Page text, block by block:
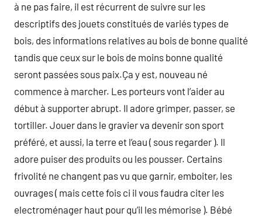
à ne pas faire, il est récurrent de suivre sur les
descriptifs des jouets constitués de variés types de
bois, des informations relatives au bois de bonne qualité
tandis que ceux sur le bois de moins bonne qualité
seront passées sous paix.Ça y est, nouveau né
commence à marcher. Les porteurs vont l’aider au
début à supporter abrupt. Il adore grimper, passer, se
tortiller. Jouer dans le gravier va devenir son sport
préféré, et aussi, la terre et l’eau ( sous regarder ). Il
adore puiser des produits ou les pousser. Certains
frivolité ne changent pas vu que garnir, emboiter, les
ouvrages ( mais cette fois ci il vous faudra citer les
electroménager haut pour qu’il les mémorise ). Bébé